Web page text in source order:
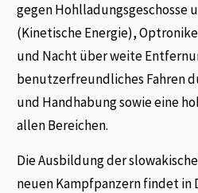
gegen Hohlladungsgeschosse
(Kinetische Energie),
und Nacht über weite
benutzerfreundliches Fahren
und Handhabung sowie eine
allen Bereichen.
Die Ausbildung der
neuen Kampfpanzern findet in